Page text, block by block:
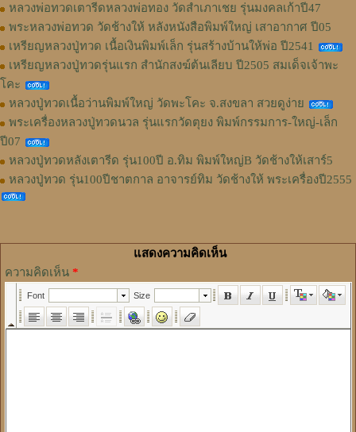
หลวงพ่อทวดเตารีดหลวงพ่อทอง วัดสำเภาเชย รุ่นมงคลเก้าปี47
พระหลวงพ่อทวด วัดช้างให้ หลังหนังสือพิมพ์ใหญ่ เสาอากาศ ปี05
เหรียญหลวงปู่ทวด เนื้อเงินพิมพ์เล็ก รุ่นสร้างบ้านให้พ่อ ปี2541
เหรียญหลวงปู่ทวดรุ่นแรก สำนักสงฆ์ต้นเลียบ ปี2505 สมเด็จเจ้าพะ
โคะ
หลวงปู่ทวดเนื้อว่านพิมพ์ใหญ่ วัดพะโคะ จ.สงขลา สวยดูง่าย
พระเครื่องหลวงปู่ทวดนวล รุ่นแรกวัดตุยง พิมพ์กรรมการ-ใหญ่-เล็ก
ปี07
หลวงปู่ทวดหลังเตารีด รุ่น100ปี อ.ทิม พิมพ์ใหญ่B วัดช้างให้เสาร์5
หลวงปู่ทวด รุ่น100ปีชาตกาล อาจารย์ทิม วัดช้างให้ พระเครื่องปี2555
แสดงความคิดเห็น
ความคิดเห็น *